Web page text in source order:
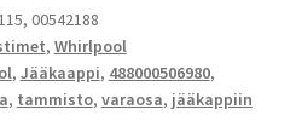
00542188
, Whirlpool
, Jääkaappi, 488000506980,
, tammisto, varaosa, jääkappiin